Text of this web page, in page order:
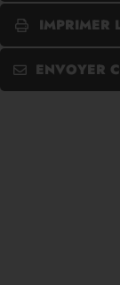
IMPRIMER
ENVOYER